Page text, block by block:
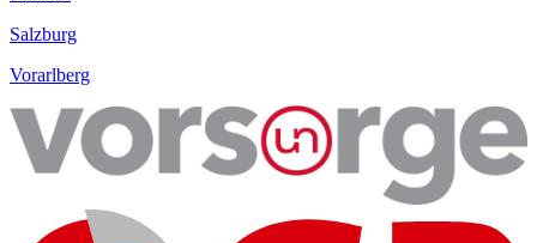
Salzburg
Vorarlberg